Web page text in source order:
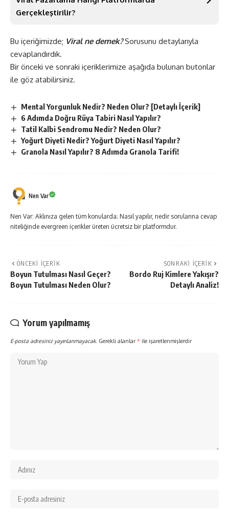
Gerçekleştirilir?
Bu içeriğimizde; Viral ne demek?Sorusunu detaylarıyla
cevaplandırdık.
Bir önceki ve sonraki içeriklerimize aşağıda bulunan butonlar
ile göz atabilirsiniz.
Mental Yorgunluk Nedir? Neden Olur? [Detaylı İçerik]
6 Adımda Doğru Rüya Tabiri Nasıl Yapılır?
Tatil Kalbi Sendromu Nedir? Neden Olur?
Yoğurt Diyeti Nedir? Yoğurt Diyeti Nasıl Yapılır?
Granola Nasıl Yapılır? 8 Adımda Granola Tarifi!
Nen Var
Nen Var: Aklınıza gelen tüm konularda; Nasıl yapılır, nedir sorularına cevap
niteliğinde evergreen içerikler üreten ücretsiz bir platformdur.
ÖNCEKI İÇERIK
Boyun Tutulması Nasıl Geçer?
Boyun Tutulması Neden Olur?
SONRAKI İÇERIK
Bordo Ruj Kimlere Yakışır?
Detaylı Analiz!
Yorum yapılmamış
E-posta adresiniz yayınlanmayacak. Gerekli alanlar * ile işaretlenmişlerdir